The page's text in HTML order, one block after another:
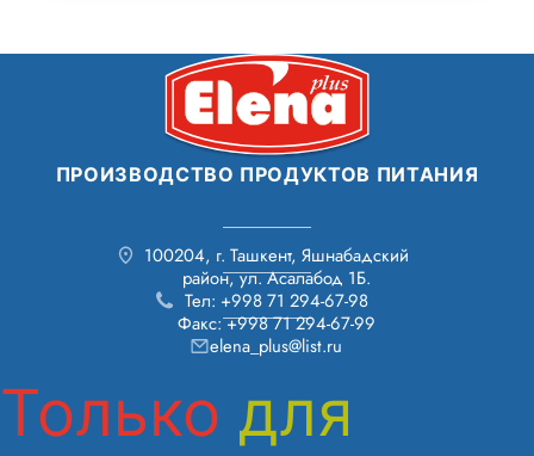
ПРОИЗВОДСТВО ПРОДУКТОВ ПИТАНИЯ
100204, г. Ташкент, Яшнабадский
район, ул. Асалабод 1Б.
Тел: +998 71 294-67-98
Факс: +998 71 294-67-99
elena_plus@list.ru
Только для